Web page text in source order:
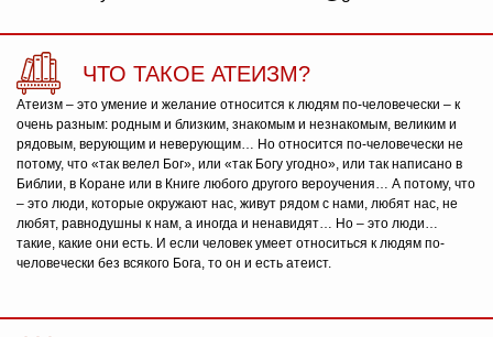
ЧТО ТАКОЕ АТЕИЗМ?
Атеизм – это умение и желание относится к людям по-человечески – к
очень разным: родным и близким, знакомым и незнакомым, великим и
рядовым, верующим и неверующим… Но относится по-человечески не
потому, что «так велел Бог», или «так Богу угодно», или так написано в
Библии, в Коране или в Книге любого другого вероучения… А потому, что
– это люди, которые окружают нас, живут рядом с нами, любят нас, не
любят, равнодушны к нам, а иногда и ненавидят… Но – это люди…
такие, какие они есть. И если человек умеет относиться к людям по-
человечески без всякого Бога, то он и есть атеист.